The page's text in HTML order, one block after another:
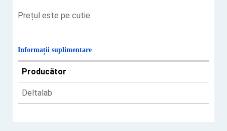
Prețul este pe cutie
Informații suplimentare
Producător
Deltalab